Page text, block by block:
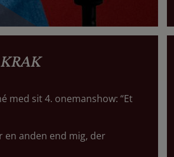
med sit 4. onemanshow: “Et
anden end mig, der